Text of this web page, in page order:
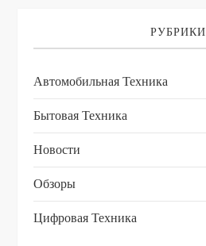
РУБРИКИ
Автомобильная Техника
Бытовая Техника
Новости
Обзоры
Цифровая Техника